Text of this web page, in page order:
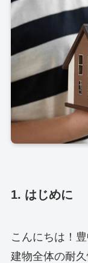
1. はじめに
こんにちは！
建物全体の耐